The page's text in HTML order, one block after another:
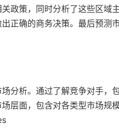
政策，同时分析了这些区域
正确的商务决策。最后预测
析。通过了解竞争对手，
层面，包含对各类型市场规